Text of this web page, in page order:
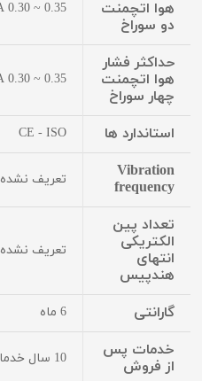
هوا اتچمنت
دو سوراخ
0.35 ~ 0.30 MPA
حداکثر فشار
هوا اتچمنت
چهار سوراخ
0.35 ~ 0.30 MPA
استاندارد ها CE - ISO
Vibration
frequency
تعریف نشده
تعداد پین
الکتریکی
انتهای
هندپیس
تعریف نشده
گارانتی 6 ماه
خدمات پس
از فروش
10 سال خدمات